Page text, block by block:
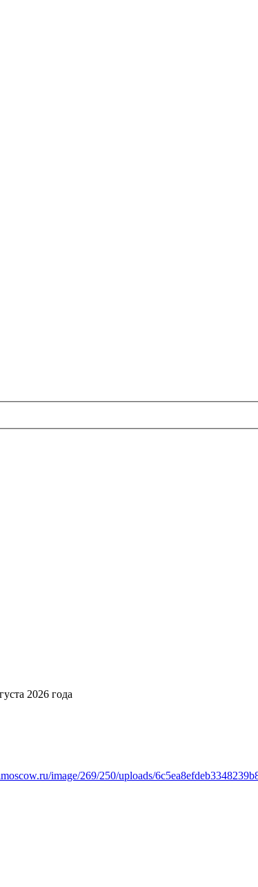
2026 года
image/269/250/uploads/